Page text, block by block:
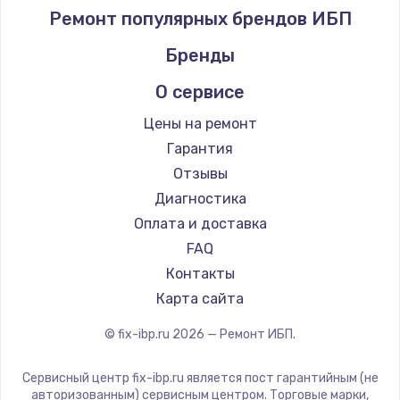
Ремонт популярных брендов ИБП
Бренды
О сервисе
Цены на ремонт
Гарантия
Отзывы
Диагностика
Оплата и доставка
FAQ
Контакты
Карта сайта
© fix-ibp.ru 2026 — Ремонт ИБП.
Сервисный центр fix-ibp.ru является пост гарантийным (не
авторизованным) сервисным центром. Торговые марки,